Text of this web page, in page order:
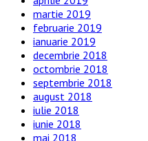
martie 2019
februarie 2019
ianuarie 2019
decembrie 2018
octombrie 2018
septembrie 2018
august 2018
iulie 2018
iunie 2018
mai 2018